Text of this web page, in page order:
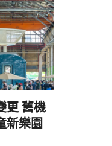
更 舊機
新樂園